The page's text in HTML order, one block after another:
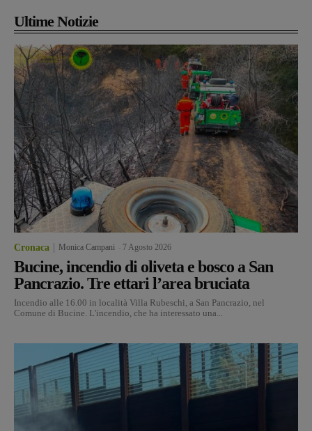
Ultime Notizie
Cronaca Monica Campani 7 Agosto 2026
Bucine, incendio di oliveta e bosco a San
Pancrazio. Tre ettari l’area bruciata
Incendio alle 16.00 in località Villa Rubeschi, a San Pancrazio, nel
Comune di Bucine. L'incendio, che ha interessato una...